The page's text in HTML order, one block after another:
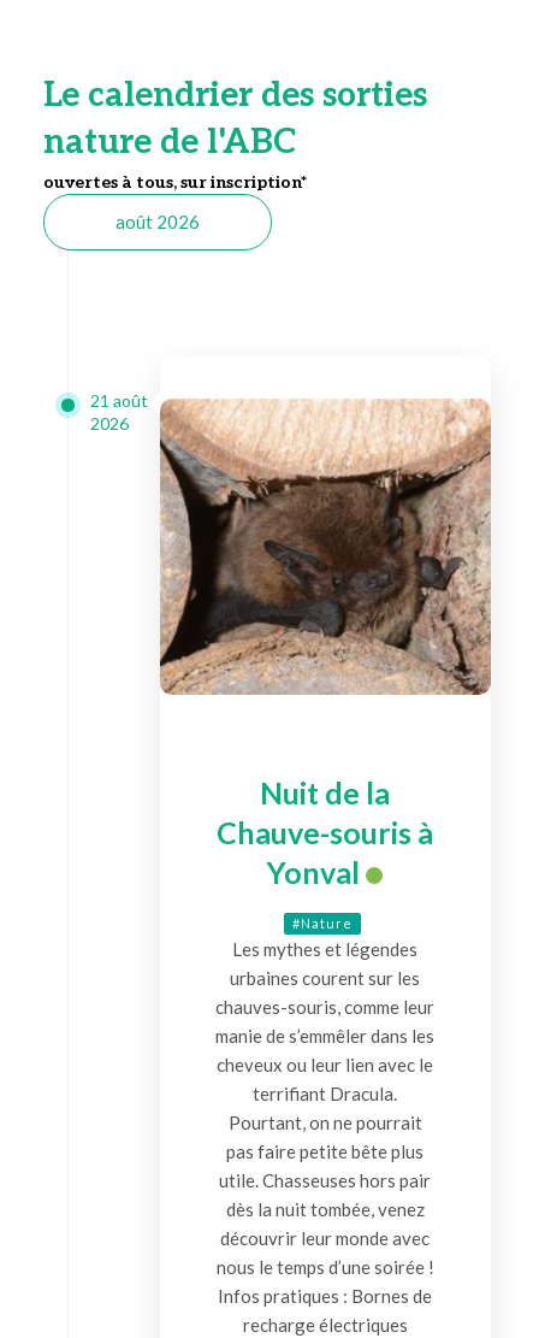
Le calendrier des sorties
nature de l'ABC
ouvertes à tous, sur inscription*
août 2026
21 août
2026
Nuit de la
Chauve-souris à
Yonval
#Nature
Les mythes et légendes
urbaines courent sur les
chauves-souris, comme leur
manie de s’emmêler dans les
cheveux ou leur lien avec le
terrifiant Dracula.
Pourtant, on ne pourrait
pas faire petite bête plus
utile. Chasseuses hors pair
dès la nuit tombée, venez
découvrir leur monde avec
nous le temps d’une soirée !
Infos pratiques : Bornes de
recharge électriques